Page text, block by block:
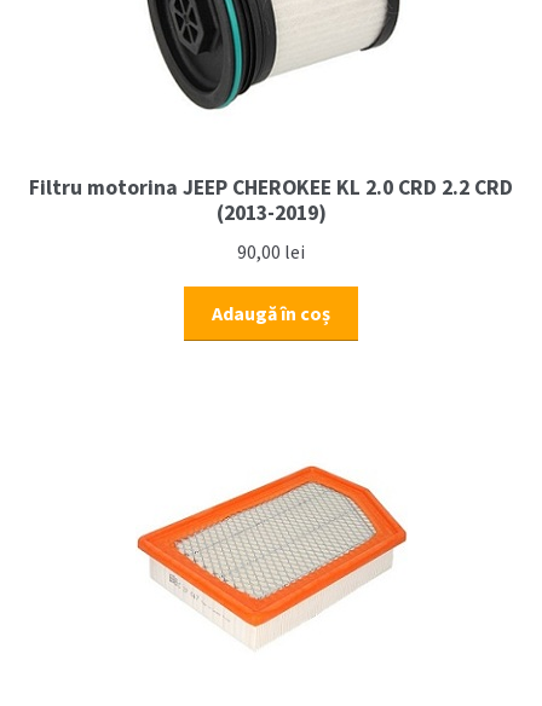
Filtru motorina JEEP CHEROKEE KL 2.0 CRD 2.2 CRD
(2013-2019)
90,00 lei
Adaugă în coș